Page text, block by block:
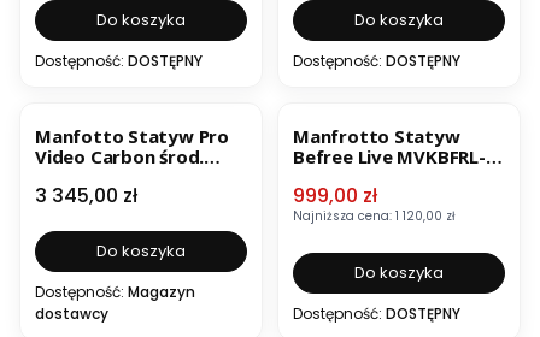
Do koszyka
Dostępność: DOSTĘPNY
Do koszyka
Dostępność: DOSTĘPNY
Manfotto Statyw Pro
Video Carbon środ.
Cena
3 345,00 zł
Do koszyka
Dostępność: Magazyn
dostawcy
Manfrotto Statyw
Befree Live MVKBFRL-
Cena promocyjna
999,00 zł
Najniższa cena: 1 120,00 zł
Do koszyka
Dostępność: DOSTĘPNY